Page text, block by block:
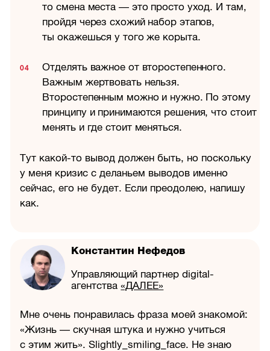
то смена места — это просто уход. И там,
пройдя через схожий набор этапов,
ты окажешься у того же корыта.
Отделять важное от второстепенного.
Важным жертвовать нельзя.
Второстепенным можно и нужно. По этому
принципу и принимаются решения, что стоит
менять и где стоит меняться.
Тут какой-то вывод должен быть, но поскольку
у меня кризис с деланьем выводов именно
сейчас, его не будет. Если преодолею, напишу
как.
Константин Нефедов
Управляющий партнер digital-
агентства«ДАЛЕЕ»
Мне очень понравилась фраза моей знакомой:
«Жизнь — скучная штука и нужно учиться
с этим жить». Slightly_smiling_face. Не знаю